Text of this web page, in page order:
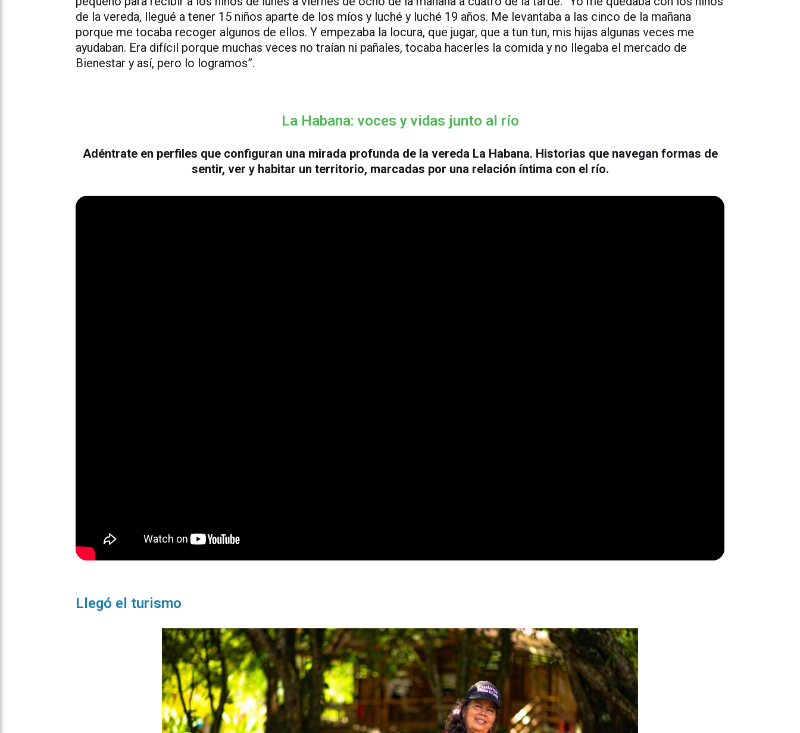
de la vereda, llegué a tener 15 niños aparte de los míos y luché y luché 19 años. Me levantaba a las cinco de la mañana
porque me tocaba recoger algunos de ellos. Y empezaba la locura, que jugar, que a tun tun, mis hijas algunas veces me
ayudaban. Era difícil porque muchas veces no traían ni pañales, tocaba hacerles la comida y no llegaba el mercado de
Bienestar y así, pero lo logramos”.
La Habana: voces y vidas junto al río
Adéntrate en perfiles que configuran una mirada profunda de la vereda La Habana. Historias que navegan formas de
sentir, ver y habitar un territorio, marcadas por una relación íntima con el río.
Llegó el turismo